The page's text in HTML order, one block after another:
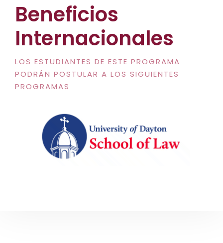
Beneficios
Internacionales
LOS ESTUDIANTES DE ESTE PROGRAMA
PODRÁN POSTULAR A LOS SIGUIENTES
PROGRAMAS